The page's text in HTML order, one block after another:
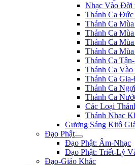
Nhạc Vào Đời
Thánh Ca Đức
Thánh Ca
Thánh Ca
Thánh Ca
Thánh Ca
Thánh Ca
Thánh Ca
Thánh Ca
Thánh Ca
Thánh Ca
Các Loại
Thánh Nhạc
Gương Sáng Kitô
Đạo Phật
Đạo Phật: Âm-Nhạc
Đạo Phật: Triết-Lý
Đạo-Giáo Khác